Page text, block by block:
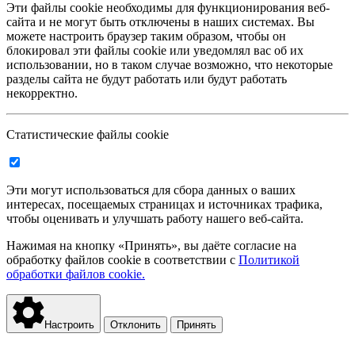
Эти файлы cookie необходимы для функционирования веб-
сайта и не могут быть отключены в наших системах. Вы
можете настроить браузер таким образом, чтобы он
блокировал эти файлы cookie или уведомлял вас об их
использовании, но в таком случае возможно, что некоторые
разделы сайта не будут работать или будут работать
некорректно.
Статистические файлы cookie
Эти могут использоваться для сбора данных о ваших
интересах, посещаемых страницах и источниках трафика,
чтобы оценивать и улучшать работу нашего веб-сайта.
Нажимая на кнопку «Принять», вы даёте согласие на
обработку файлов cookie в соответствии с Политикой
обработки файлов cookie.
Настроить Отклонить Принять